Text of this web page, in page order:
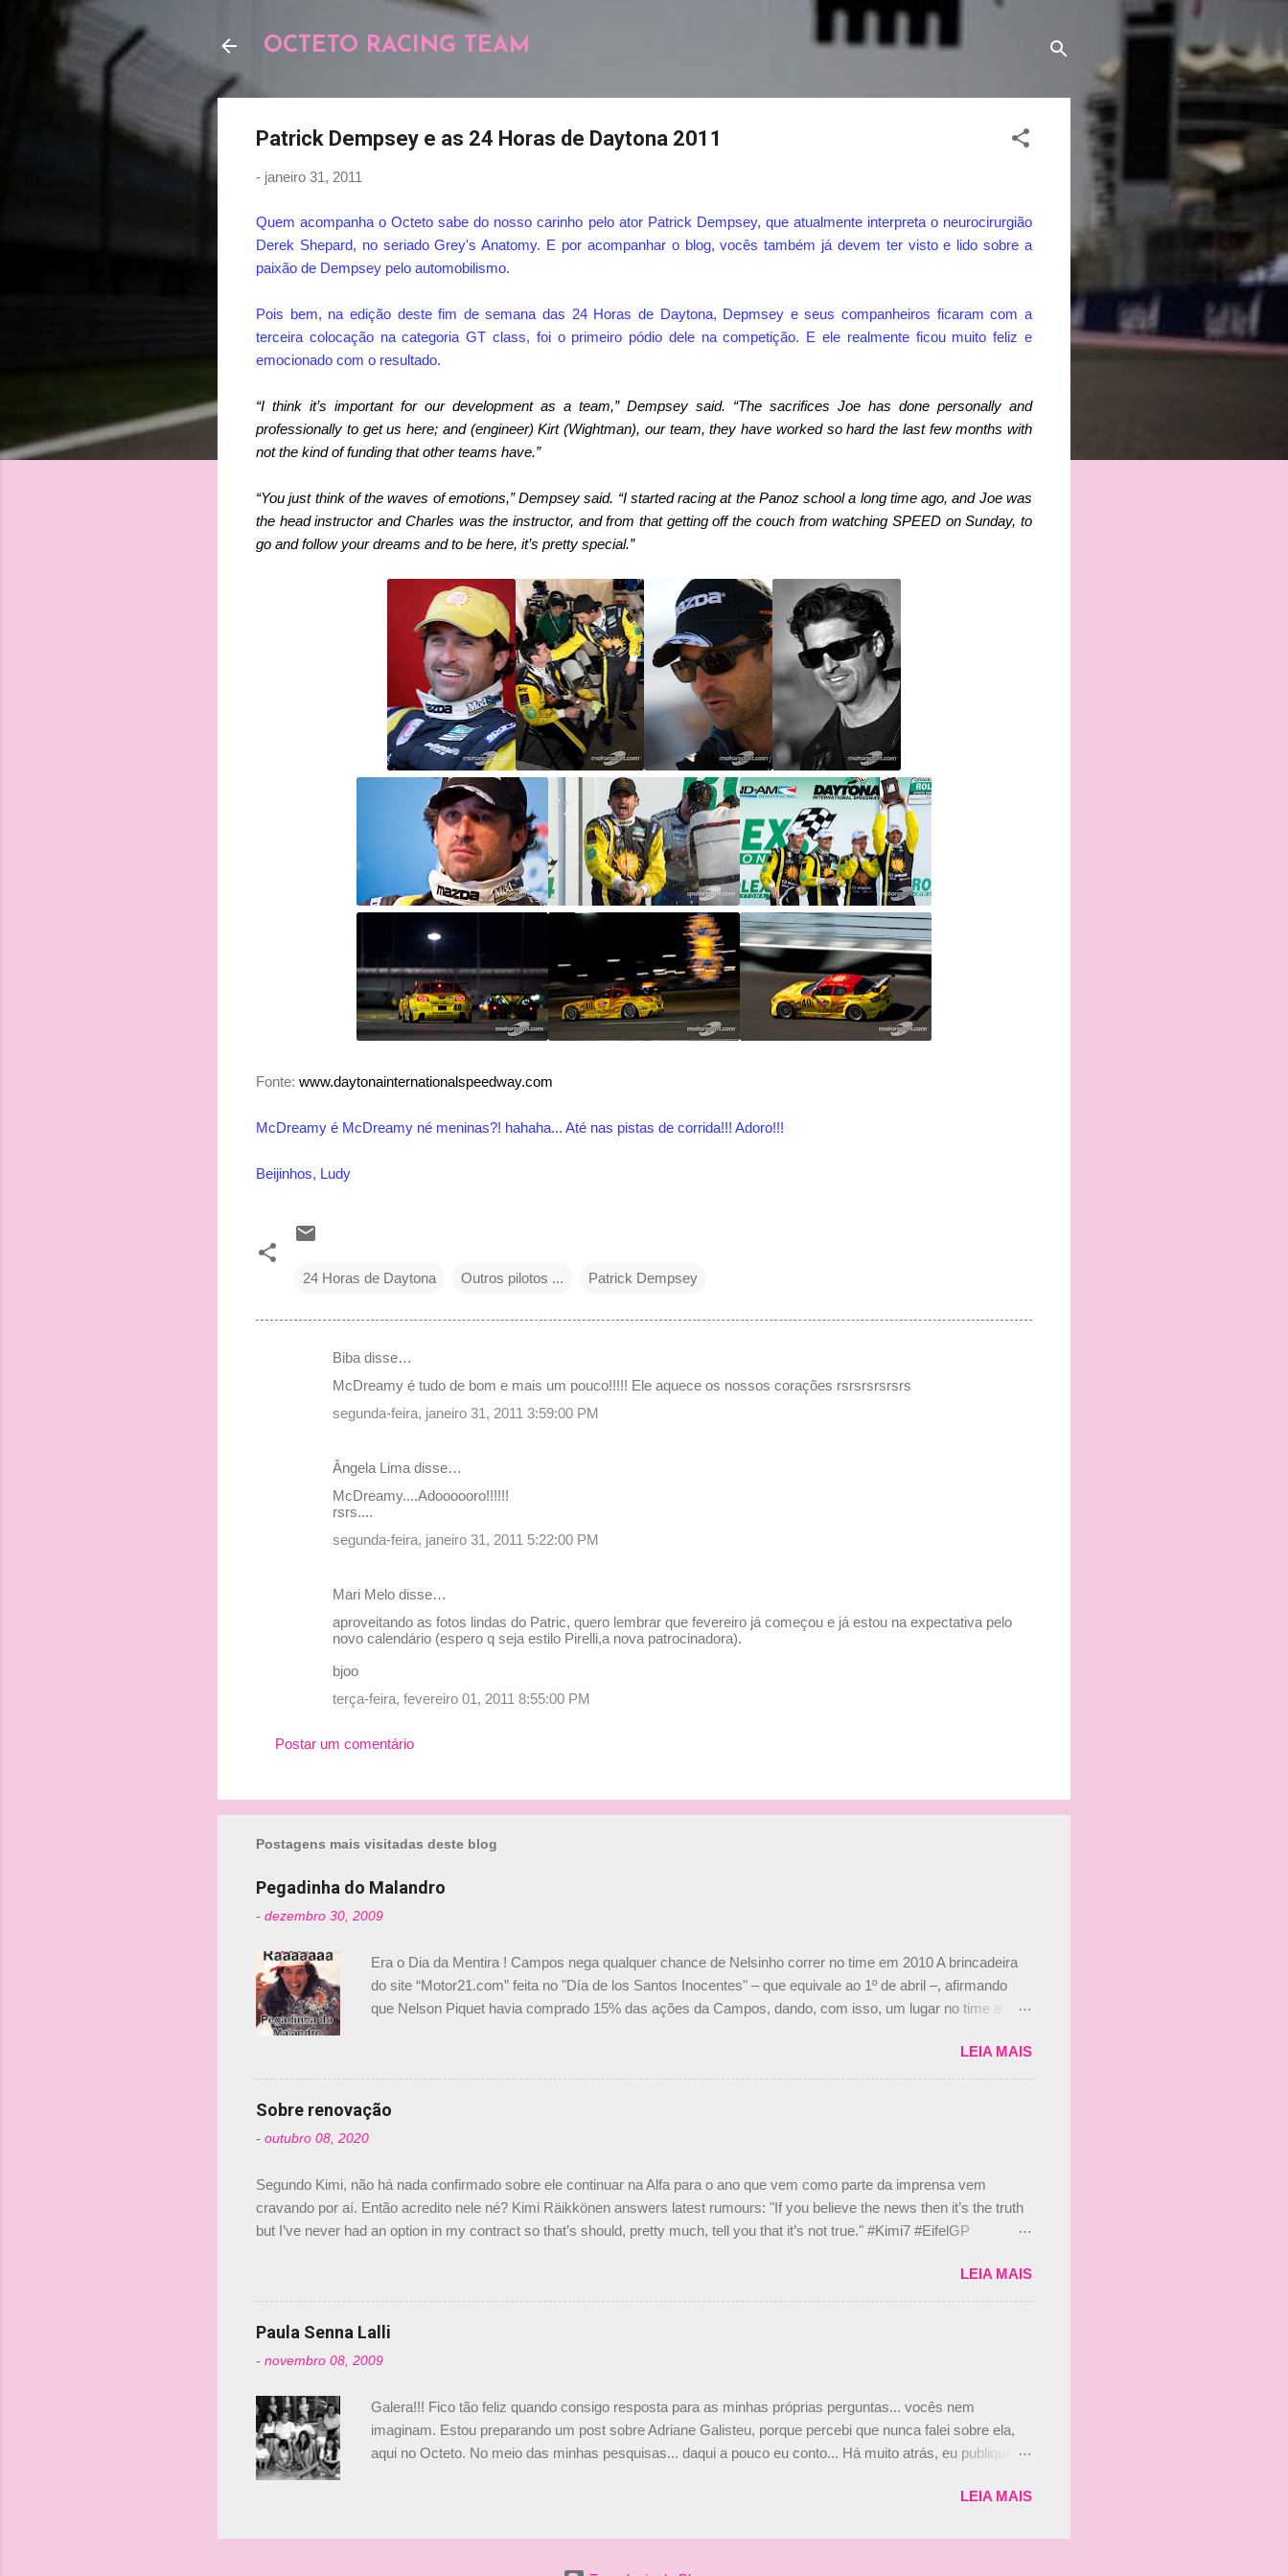
OCTETO RACING TEAM
Patrick Dempsey e as 24 Horas de Daytona 2011
- janeiro 31, 2011
Quem acompanha o Octeto sabe do nosso carinho pelo ator Patrick Dempsey, que atualmente interpreta o neurocirurgião
Derek Shepard, no seriado Grey's Anatomy. E por acompanhar o blog, vocês também já devem ter visto e lido sobre a
paixão de Dempsey pelo automobilismo.
Pois bem, na edição deste fim de semana das 24 Horas de Daytona, Depmsey e seus companheiros ficaram com a
terceira colocação na categoria GT class, foi o primeiro pódio dele na competição. E ele realmente ficou muito feliz e
emocionado com o resultado.
“I think it’s important for our development as a team,” Dempsey said. “The sacrifices Joe has done personally and
professionally to get us here; and (engineer) Kirt (Wightman), our team, they have worked so hard the last few months with
not the kind of funding that other teams have.”
“You just think of the waves of emotions,” Dempsey said. “I started racing at the Panoz school a long time ago, and Joe was
the head instructor and Charles was the instructor, and from that getting off the couch from watching SPEED on Sunday, to
go and follow your dreams and to be here, it’s pretty special.”
Fonte: www.daytonainternationalspeedway.com
McDreamy é McDreamy né meninas?! hahaha... Até nas pistas de corrida!!! Adoro!!!
Beijinhos, Ludy
24 Horas de Daytona Outros pilotos ... Patrick Dempsey
Biba disse…
McDreamy é tudo de bom e mais um pouco!!!!! Ele aquece os nossos corações rsrsrsrsrsrs
segunda-feira, janeiro 31, 2011 3:59:00 PM
Ângela Lima disse…
McDreamy....Adoooooro!!!!!!
rsrs....
segunda-feira, janeiro 31, 2011 5:22:00 PM
Mari Melo disse…
aproveitando as fotos lindas do Patric, quero lembrar que fevereiro já começou e já estou na expectativa pelo
novo calendário (espero q seja estilo Pirelli,a nova patrocinadora).
bjoo
terça-feira, fevereiro 01, 2011 8:55:00 PM
Postar um comentário
Postagens mais visitadas deste blog
Pegadinha do Malandro
- dezembro 30, 2009
Era o Dia da Mentira ! Campos nega qualquer chance de Nelsinho correr no time em 2010 A brincadeira
do site “Motor21.com” feita no "Día de los Santos Inocentes" – que equivale ao 1º de abril –, afirmando
que Nelson Piquet havia comprado 15% das ações da Campos, dando, com isso, um lugar no time a
dirigente foi taxativo ao declarar que o brasileiro não será o companheiro de Bruno Senna em 2010. "Na
verdade, nós recebemos uma oferta de Piquet", admitiu Audetto. “Mas depois de ter assinado com Bruno
Senna, não podemos ter dois brasileiros”, explicou, dizendo ainda que não tem nada contra o filho do
LEIA MAIS
Sobre renovação
- outubro 08, 2020
Segundo Kimi, não há nada confirmado sobre ele continuar na Alfa para o ano que vem como parte da imprensa vem
cravando por aí. Então acredito nele né? Kimi Räikkönen answers latest rumours: "If you believe the news then it’s the truth
but I’ve never had an option in my contract so that’s should, pretty much, tell you that it’s not true." #Kimi7 #EifelGP
falando sobre o fato do Iceman estar há tantos anos na F1. What is it like to have Kimi as a team mate? 🙌 Over to you,
@RGrosjean ! #EifelGP 🇩🇪 #F1 pic.twitter.com/GSAu1LWnwW — Formula 1 (@F1) October 8, 2020 Beijinhos, Ludy
LEIA MAIS
Paula Senna Lalli
- novembro 08, 2009
Galera!!! Fico tão feliz quando consigo resposta para as minhas próprias perguntas... vocês nem
imaginam. Estou preparando um post sobre Adriane Galisteu, porque percebi que nunca falei sobre ela,
aqui no Octeto. No meio das minhas pesquisas... daqui a pouco eu conto... Há muito atrás, eu publiquei
Bruno, é sua irmã caçula, Paula Senna. Fui questionada, porque todos achavam que a Viviane Senna
Vamos lá! Bonitinha, né? Bobeira, mas fiquei feliz. Acho que em 2010, veremos mais a mocinha. Vick
LEIA MAIS